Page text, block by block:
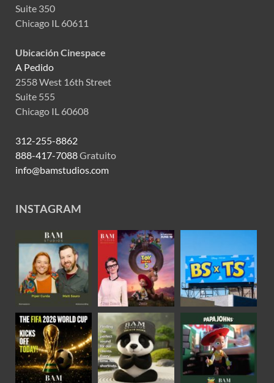
Suite 350
Chicago IL 60611
Ubicación Cinespace
A Pedido
2558 West 16th Street
Suite 555
Chicago IL 60608
312-255-8862
888-417-7088Gratuito
info@bamstudios.com
INSTAGRAM